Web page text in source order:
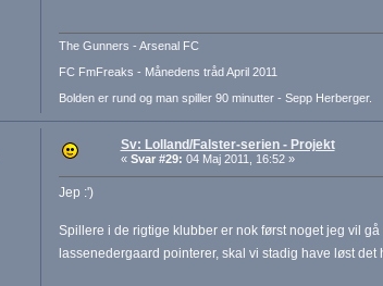
The Gunners - Arsenal FC
FC FmFreaks - Månedens tråd April 2011
Bolden er rund og man spiller 90 minutter - Sepp Herberger.
Sv: Lolland/Falster-serien - Projekt
« Svar #29: 04 Maj 2011, 16:52 »
Jep :')
Spillere i de rigtige klubber er nok først noget jeg vil
lassenedergaard pointerer, skal vi stadig have løst det